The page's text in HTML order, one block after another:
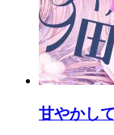
甘やかし